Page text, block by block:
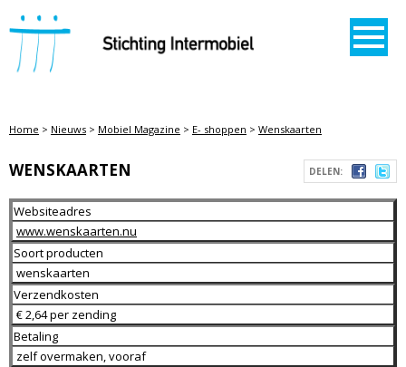
STICHTING INTERMOBIEL
Home > Nieuws > Mobiel Magazine > E- shoppen > Wenskaarten
DELEN:
WENSKAARTEN
Websiteadres
www.wenskaarten.nu
Soort producten
wenskaarten
Verzendkosten
€ 2,64 per zending
Betaling
zelf overmaken, vooraf